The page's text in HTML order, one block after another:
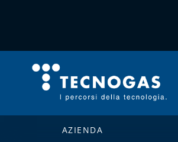
AZIENDA